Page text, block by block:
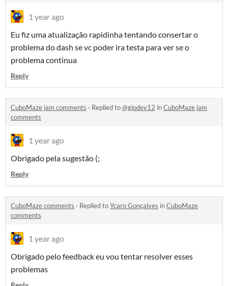
1 year ago
Eu fiz uma atualização rapidinha tentando consertar o
problema do dash se vc poder ira testa para ver se o
problema continua
Reply
CuboMaze jam comments · Replied to@giodev12 inCuboMaze jam
comments
1 year ago
Obrigado pela sugestão (;
Reply
CuboMaze comments · Replied toYcaro Gonçalves inCuboMaze
comments
1 year ago
Obrigado pelo feedback eu vou tentar resolver esses
problemas